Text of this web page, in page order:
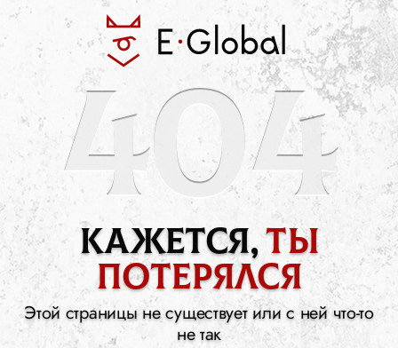
404
кажется,Ты
потерялся
Этой страницы не существует или с ней что-то
не так